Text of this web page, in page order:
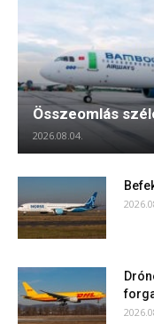
Összeomlás
2026.08.04.